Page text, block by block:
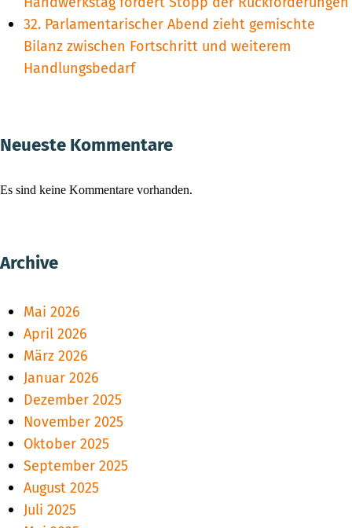
32. Parlamentarischer Abend zieht gemischte
Bilanz zwischen Fortschritt und weiterem
Handlungsbedarf
Neueste Kommentare
Es sind keine Kommentare vorhanden.
Archive
Mai 2026
April 2026
März 2026
Januar 2026
Dezember 2025
November 2025
Oktober 2025
September 2025
August 2025
Juli 2025